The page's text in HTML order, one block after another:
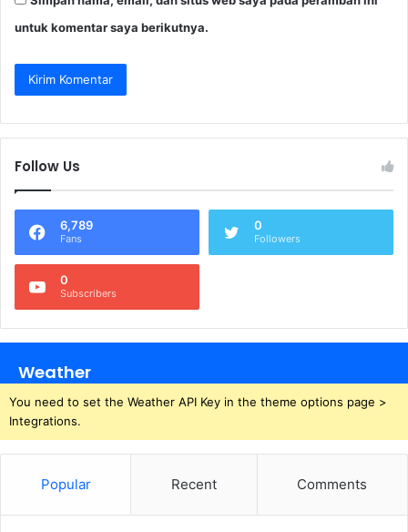
untuk komentar saya berikutnya.
Follow Us
6,789
Fans
0
Followers
0
Subscribers
Weather
You need to set the Weather API Key in the theme options page >
Integrations.
Popular Recent Comments